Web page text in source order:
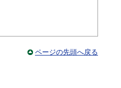
ページの先頭へ戻る